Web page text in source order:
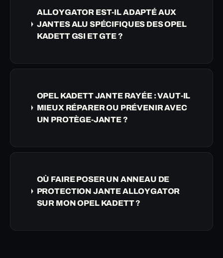
ALLOYGATOR EST-IL ADAPTÉ AUX
JANTES ALU SPÉCIFIQUES DES OPEL
KADETT GSI ET GTE ?
OPEL KADETT JANTE RAYÉE : VAUT-IL
MIEUX RÉPARER OU PRÉVENIR AVEC
UN PROTÈGE-JANTE ?
OÙ FAIRE POSER UN ANNEAU DE
PROTECTION JANTE ALLOYGATOR
SUR MON OPEL KADETT ?